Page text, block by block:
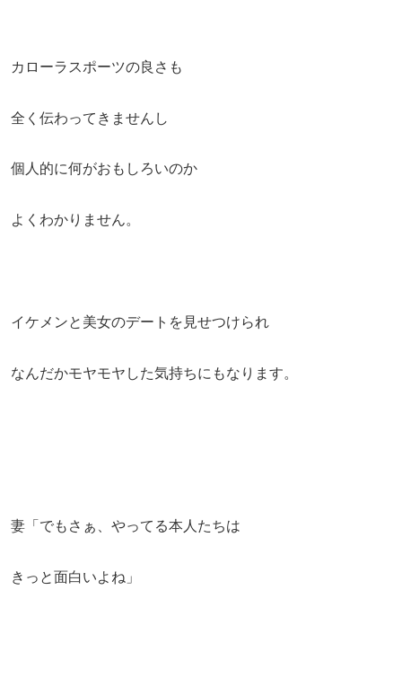
カローラスポーツの良さも
全く伝わってきませんし
個人的に何がおもしろいのか
よくわかりません。
イケメンと美女のデートを見せつけられ
なんだかモヤモヤした気持ちにもなります。
妻「でもさぁ、やってる本人たちは
きっと面白いよね」